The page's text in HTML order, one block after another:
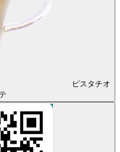
ピスタチオ